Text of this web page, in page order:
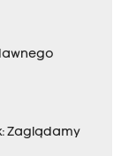
Zaglądamy